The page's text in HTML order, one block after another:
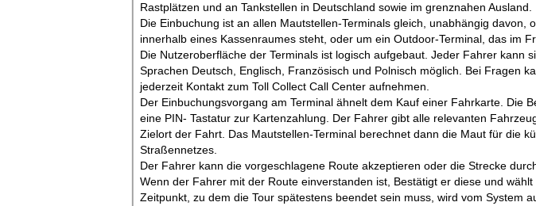
Rastplätzen und an Tankstellen in Deutschland sowie im grenznahen Ausland.
Die Einbuchung ist an allen Mautstellen-Terminals gleich, unabhängig davon,
innerhalb eines Kassenraumes steht, oder um ein Outdoor-Terminal, das im
Die Nutzeroberfläche der Terminals ist logisch aufgebaut. Jeder Fahrer kann
Sprachen Deutsch, Englisch, Französisch und Polnisch möglich. Bei Fragen
jederzeit Kontakt zum Toll Collect Call Center aufnehmen.
Der Einbuchungsvorgang am Terminal ähnelt dem Kauf einer Fahrkarte. Die
eine PIN- Tastatur zur Kartenzahlung. Der Fahrer gibt alle relevanten
Zielort der Fahrt. Das Mautstellen-Terminal berechnet dann die Maut für die
Straßennetzes.
Der Fahrer kann die vorgeschlagene Route akzeptieren oder die Strecke
Wenn der Fahrer mit der Route einverstanden ist, Bestätigt er diese und
Zeitpunkt, zu dem die Tour spätestens beendet sein muss, wird vom System